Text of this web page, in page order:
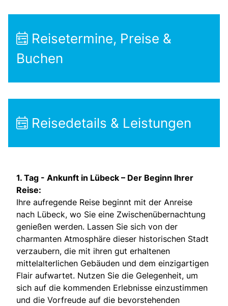
Reisetermine, Preise &
Buchen
Reisedetails & Leistungen
1. Tag - Ankunft in Lübeck – Der Beginn Ihrer
Reise:
Ihre aufregende Reise beginnt mit der Anreise
nach Lübeck, wo Sie eine Zwischenübernachtung
genießen werden. Lassen Sie sich von der
charmanten Atmosphäre dieser historischen Stadt
verzaubern, die mit ihren gut erhaltenen
mittelalterlichen Gebäuden und dem einzigartigen
Flair aufwartet. Nutzen Sie die Gelegenheit, um
sich auf die kommenden Erlebnisse einzustimmen
und die Vorfreude auf die bevorstehenden